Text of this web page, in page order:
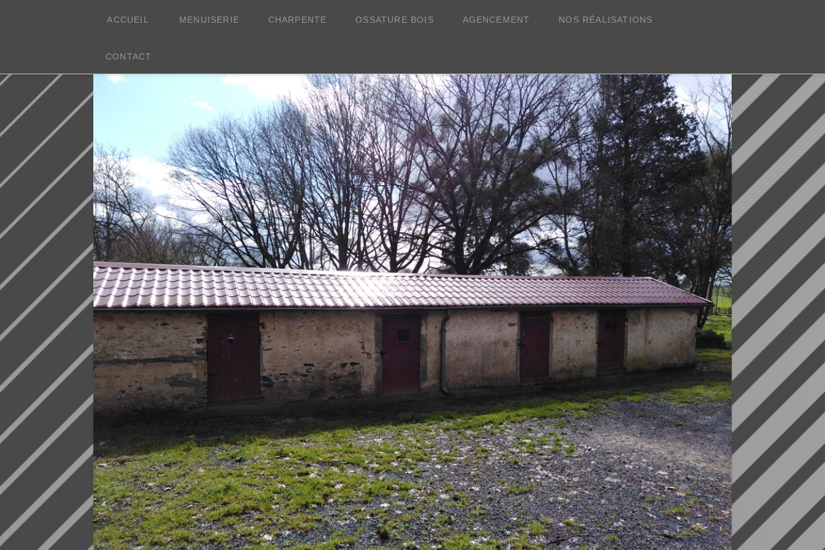
Aubobois
Menuiserie
ACCUEIL MENUISERIE CHARPENTE OSSATURE BOIS AGENCEMENT NOS RÉALISATIONS
CONTACT